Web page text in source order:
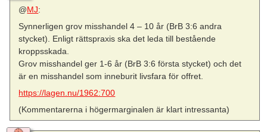
@MJ:
Synnerligen grov misshandel 4 – 10 år (BrB 3:6 andra
stycket). Enligt rättspraxis ska det leda till bestående
kroppsskada.
Grov misshandel ger 1-6 år (BrB 3:6 första stycket) och det
är en misshandel som inneburit livsfara för offret.
https://lagen.nu/1962:700
(Kommentarerna i högermarginalen är klart intressanta)